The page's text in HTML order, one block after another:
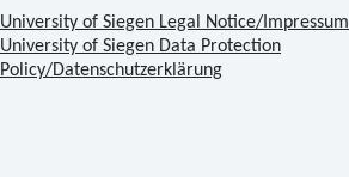
University of Siegen Legal Notice/Impressum
University of Siegen Data Protection
Policy/Datenschutzerklärung